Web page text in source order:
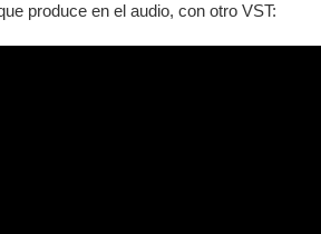
produce en el audio, con otro VST: